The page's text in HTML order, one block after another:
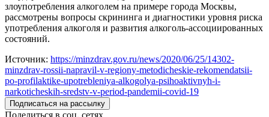
злоупотребления алкоголем на примере города Москвы,
рассмотрены вопросы скрининга и диагностики уровня риска
употребления алкоголя и развития алкоголь-ассоциированных
состояний.
Источник: https://minzdrav.gov.ru/news/2020/06/25/14302-
minzdrav-rossii-napravil-v-regiony-metodicheskie-rekomendatsii-
po-profilaktike-upotrebleniya-alkogolya-psihoaktivnyh-i-
narkoticheskih-sredstv-v-period-pandemii-covid-19
Подписаться на рассылку
Поделиться в соц. сетях